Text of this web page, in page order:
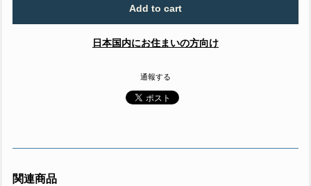
Add to cart
日本国内にお住まいの方向け
通報する
関連商品